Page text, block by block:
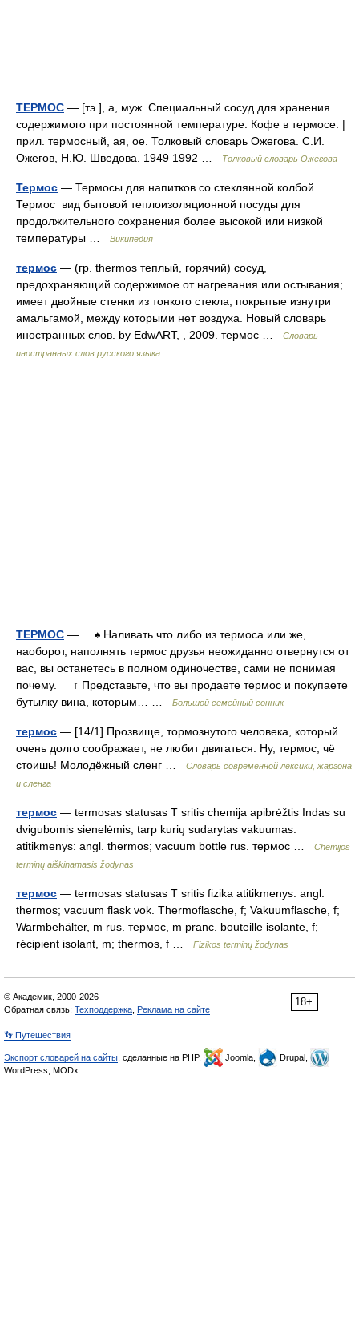
ТЕРМОС — [тэ ], а, муж. Специальный сосуд для хранения
содержимого при постоянной температуре. Кофе в термосе. |
прил. термосный, ая, ое. Толковый словарь Ожегова. С.И.
Ожегов, Н.Ю. Шведова. 1949 1992 …
Толковый словарь Ожегова
Термос — Термосы для напитков со стеклянной колбой
Термос вид бытовой теплоизоляционной посуды для
продолжительного сохранения более высокой или низкой
температуры …
Википедия
термос — (гр. thermos теплый, горячий) сосуд,
предохраняющий содержимое от нагревания или остывания;
имеет двойные стенки из тонкого стекла, покрытые изнутри
амальгамой, между которыми нет воздуха. Новый словарь
иностранных слов. by EdwART, , 2009. термос …
Словарь
иностранных слов русского языка
ТЕРМОС — ♠ Наливать что либо из термоса или же,
наоборот, наполнять термос друзья неожиданно отвернутся от
вас, вы останетесь в полном одиночестве, сами не понимая
почему. ↑ Представьте, что вы продаете термос и покупаете
бутылку вина, которым… …
Большой семейный сонник
термос — [14/1] Прозвище, тормознутого человека, который
очень долго соображает, не любит двигаться. Ну, термос, чё
стоишь! Молодёжный сленг …
Cловарь современной лексики, жаргона
и сленга
термос — termosas statusas T sritis chemija apibrėžtis Indas su
dvigubomis sienelėmis, tarp kurių sudarytas vakuumas.
atitikmenys: angl. thermos; vacuum bottle rus. термос …
Chemijos
terminų aiškinamasis žodynas
термос — termosas statusas T sritis fizika atitikmenys: angl.
thermos; vacuum flask vok. Thermoflasche, f; Vakuumflasche, f;
Warmbehälter, m rus. термос, m pranc. bouteille isolante, f;
récipient isolant, m; thermos, f …
Fizikos terminų žodynas
18+
© Академик, 2000-2026
Обратная связь: Техподдержка Реклама на сайте
👣 Путешествия
Экспорт словарей на сайты , сделанные на PHP, Joomla,
Drupal,
WordPress, MODx.